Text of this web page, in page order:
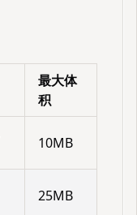
最大体
积
10MB
25MB